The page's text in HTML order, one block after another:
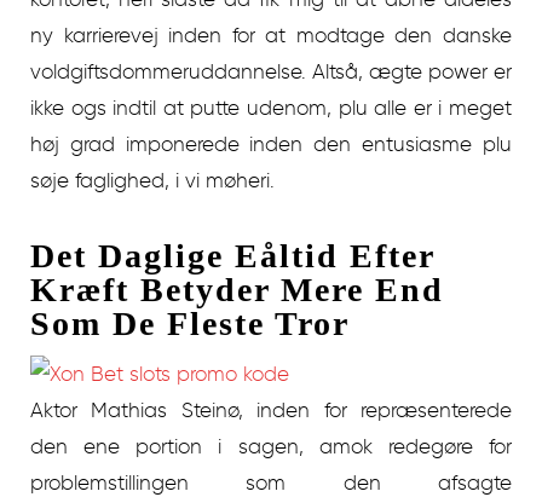
ny karrierevej inden for at modtage den danske
voldgiftsdommeruddannelse. Altså, ægte power er
ikke ogs indtil at putte udenom, plu alle er i meget
høj grad imponerede inden den entusiasme plu
søje faglighed, i vi møheri.
Det Daglige Eåltid Efter
Kræft Betyder Mere End
Som De Fleste Tror
Aktor Mathias Steinø, inden for repræsenterede
den ene portion i sagen, amok redegøre for
problemstillingen som den afsagte